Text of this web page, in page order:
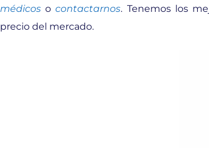
médicos ocontactarnos. Tenemos los
precio del mercado.